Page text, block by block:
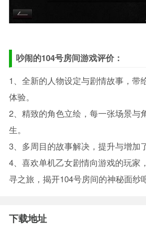
吵闹的104号房间游戏评价：
1、全新的人物设定与剧情故事，带
体验。
2、精致的角色立绘，每一张场景与
生。
3、多周目的故事解决，提升与增加
4、喜欢单机乙女剧情向游戏的玩家
寻之旅，揭开104号房间的神秘面纱
下载地址